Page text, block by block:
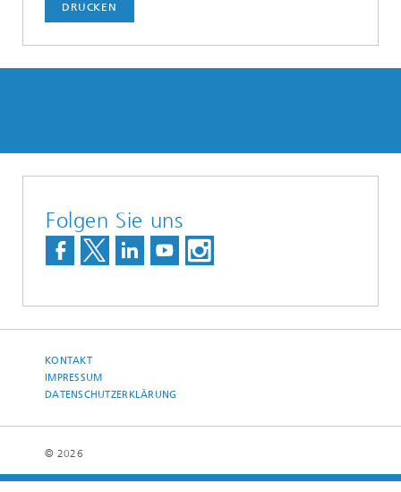
DRUCKEN
Folgen Sie uns
KONTAKT
IMPRESSUM
DATENSCHUTZERKLÄRUNG
© 2026